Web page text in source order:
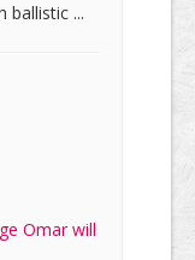
ballistic ...
Omar will